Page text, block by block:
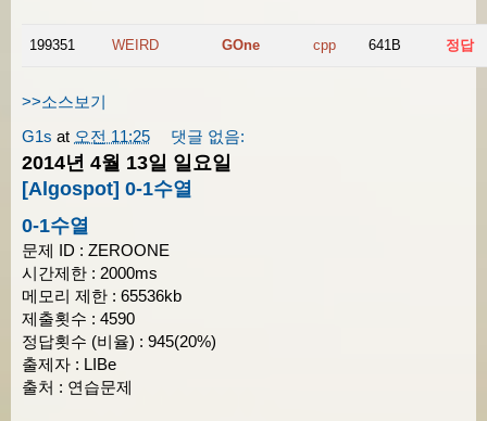
199351 WEIRD GOne cpp 641B 정답
>>소스보기
G1s at 오전 11:25 댓글 없음:
2014년 4월 13일 일요일
[Algospot] 0-1수열
0-1수열
문제 ID : ZEROONE
시간제한 : 2000ms
메모리 제한 : 65536kb
제출횟수 : 4590
정답횟수 (비율) : 945(20%)
출제자 : LIBe
출처 : 연습문제